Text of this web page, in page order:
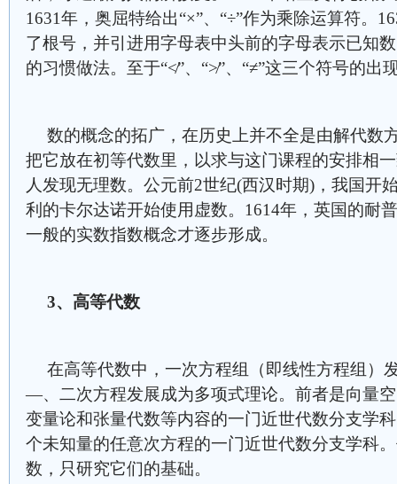
1631年，奥屈特给出“×”、“÷”作为乘除运算符。
了根号，并引进用字母表中头前的字母表示已知
的习惯做法。至于“≮”、“≯”、“≠”这三个符号的出
数的概念的拓广，在历史上并不全是由解代数
把它放在初等代数里，以求与这门课程的安排相
人发现无理数。公元前2世纪(西汉时期)，我国开
利的卡尔达诺开始使用虚数。1614年，英国的耐
一般的实数指数概念才逐步形成。
3、高等代数
在高等代数中，一次方程组（即线性方程组）
—、二次方程发展成为多项式理论。前者是向量
变量论和张量代数等内容的一门近世代数分支学
个未知量的任意次方程的一门近世代数分支学科
数，只研究它们的基础。